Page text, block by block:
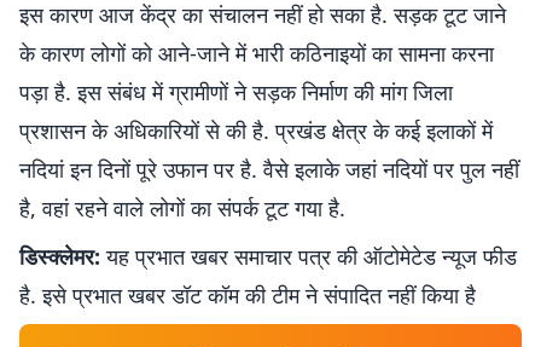
इस कारण आज केंद्र का संचालन नहीं हो सका है. सड़क टूट जाने
के कारण लोगों को आने-जाने में भारी कठिनाइयों का सामना करना
पड़ा है. इस संबंध में ग्रामीणों ने सड़क निर्माण की मांग जिला
प्रशासन के अधिकारियों से की है. प्रखंड क्षेत्र के कई इलाकों में
नदियां इन दिनों पूरे उफान पर है. वैसे इलाके जहां नदियों पर पुल नहीं
है, वहां रहने वाले लोगों का संपर्क टूट गया है.
डिस्क्लेमर: यह प्रभात खबर समाचार पत्र की ऑटोमेटेड न्यूज फीड
है. इसे प्रभात खबर डॉट कॉम की टीम ने संपादित नहीं किया है